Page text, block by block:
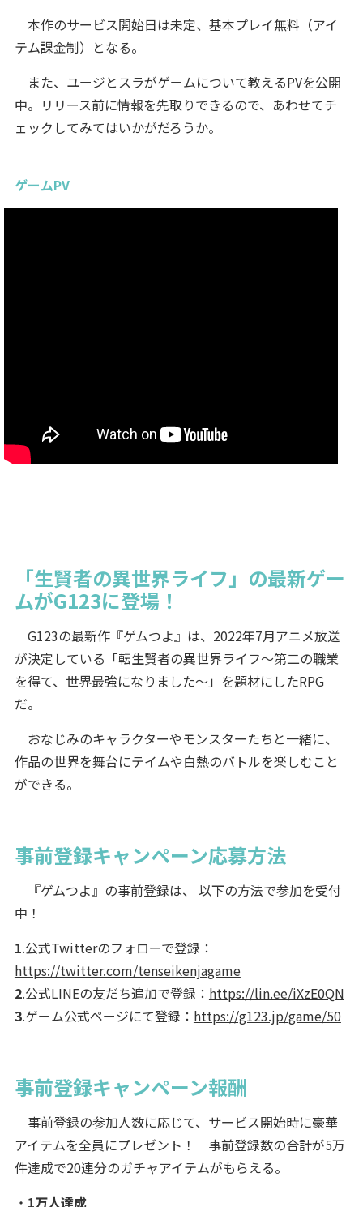
本作のサービス開始日は未定、基本プレイ無料（アイ
テム課金制）となる。
また、ユージとスラがゲームについて教えるPVを公開
中。リリース前に情報を先取りできるので、あわせてチ
ェックしてみてはいかがだろうか。
ゲームPV
「生賢者の異世界ライフ」の最新ゲー
ムがG123に登場！
G123の最新作『ゲムつよ』は、2022年7月アニメ放送
が決定している「転生賢者の異世界ライフ～第二の職業
を得て、世界最強になりました～」を題材にしたRPG
だ。
おなじみのキャラクターやモンスターたちと一緒に、
作品の世界を舞台にテイムや白熱のバトルを楽しむこと
ができる。
事前登録キャンペーン応募方法
『ゲムつよ』の事前登録は、 以下の方法で参加を受付
中！
1.公式Twitterのフォローで登録：
https://twitter.com/tenseikenjagame
2.公式LINEの友だち追加で登録： https://lin.ee/iXzE0QN
3.ゲーム公式ページにて登録： https://g123.jp/game/50
事前登録キャンペーン報酬
事前登録の参加人数に応じて、サービス開始時に豪華
アイテムを全員にプレゼント！ 事前登録数の合計が5万
件達成で20連分のガチャアイテムがもらえる。
・ 1万人達成